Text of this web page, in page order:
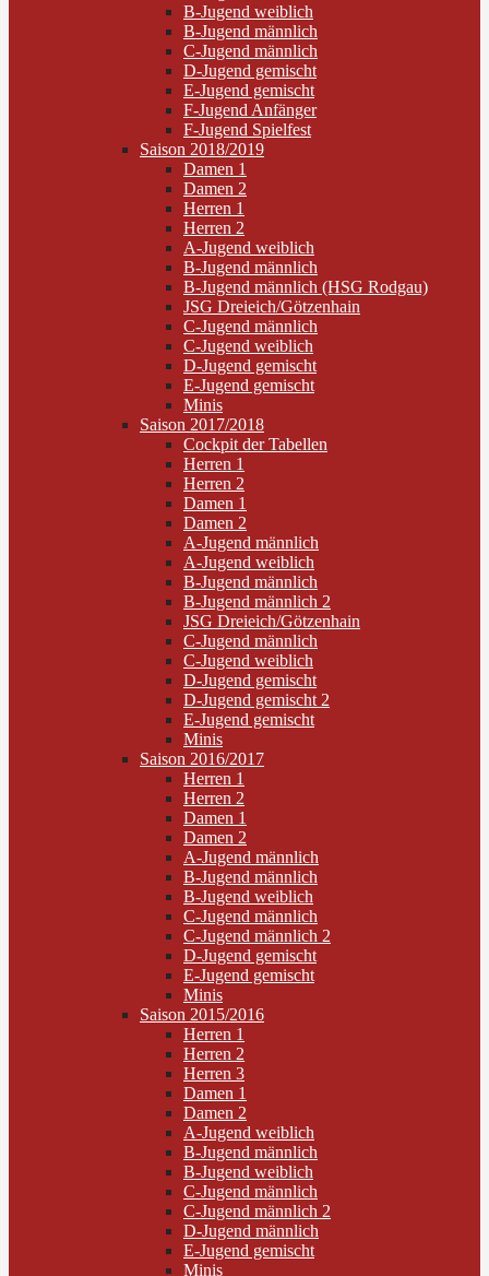
B-Jugend weiblich
B-Jugend männlich
C-Jugend männlich
D-Jugend gemischt
E-Jugend gemischt
F-Jugend Anfänger
F-Jugend Spielfest
Saison 2018/2019
Damen 1
Damen 2
Herren 1
Herren 2
A-Jugend weiblich
B-Jugend männlich
B-Jugend männlich (HSG Rodgau)
JSG Dreieich/Götzenhain
C-Jugend männlich
C-Jugend weiblich
D-Jugend gemischt
E-Jugend gemischt
Minis
Saison 2017/2018
Cockpit der Tabellen
Herren 1
Herren 2
Damen 1
Damen 2
A-Jugend männlich
A-Jugend weiblich
B-Jugend männlich
B-Jugend männlich 2
JSG Dreieich/Götzenhain
C-Jugend männlich
C-Jugend weiblich
D-Jugend gemischt
D-Jugend gemischt 2
E-Jugend gemischt
Minis
Saison 2016/2017
Herren 1
Herren 2
Damen 1
Damen 2
A-Jugend männlich
B-Jugend männlich
B-Jugend weiblich
C-Jugend männlich
C-Jugend männlich 2
D-Jugend gemischt
E-Jugend gemischt
Minis
Saison 2015/2016
Herren 1
Herren 2
Herren 3
Damen 1
Damen 2
A-Jugend weiblich
B-Jugend männlich
B-Jugend weiblich
C-Jugend männlich
C-Jugend männlich 2
D-Jugend männlich
E-Jugend gemischt
Minis